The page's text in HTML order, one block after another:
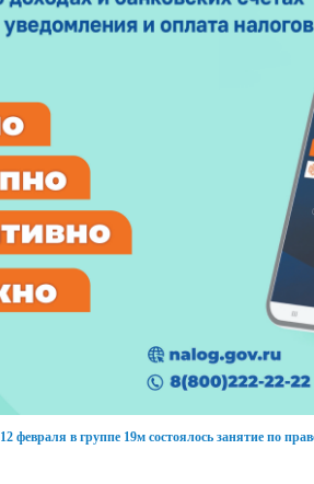
12 февраля в группе 19м состоялось занятие по